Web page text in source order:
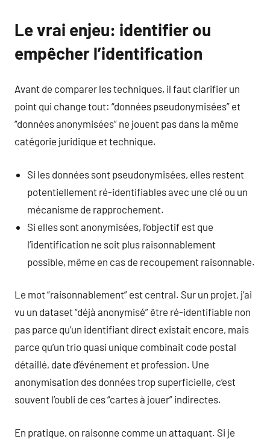
Le vrai enjeu: identifier ou
empêcher l’identification
Avant de comparer les techniques, il faut clarifier un
point qui change tout: “données pseudonymisées” et
“données anonymisées” ne jouent pas dans la même
catégorie juridique et technique.
Si les données sont pseudonymisées, elles restent
potentiellement ré-identifiables avec une clé ou un
mécanisme de rapprochement.
Si elles sont anonymisées, l’objectif est que
l’identification ne soit plus raisonnablement
possible, même en cas de recoupement raisonnable.
Le mot “raisonnablement” est central. Sur un projet, j’ai
vu un dataset “déjà anonymisé” être ré-identifiable non
pas parce qu’un identifiant direct existait encore, mais
parce qu’un trio quasi unique combinait code postal
détaillé, date d’événement et profession. Une
anonymisation des données trop superficielle, c’est
souvent l’oubli de ces “cartes à jouer” indirectes.
En pratique, on raisonne comme un attaquant. Si je